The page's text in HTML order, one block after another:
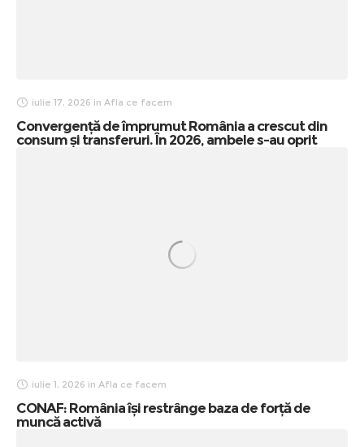
iulie 17, 2026 in Afla ce facem
Convergență de împrumut România a crescut din
consum și transferuri. În 2026, ambele s-au oprit
iulie 1, 2026 in Afla ce facem
CONAF: România își restrânge baza de forță de
muncă activă